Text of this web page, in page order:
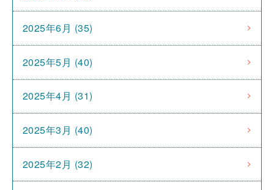
2025年6月 (35)
2025年5月 (40)
2025年4月 (31)
2025年3月 (40)
2025年2月 (32)